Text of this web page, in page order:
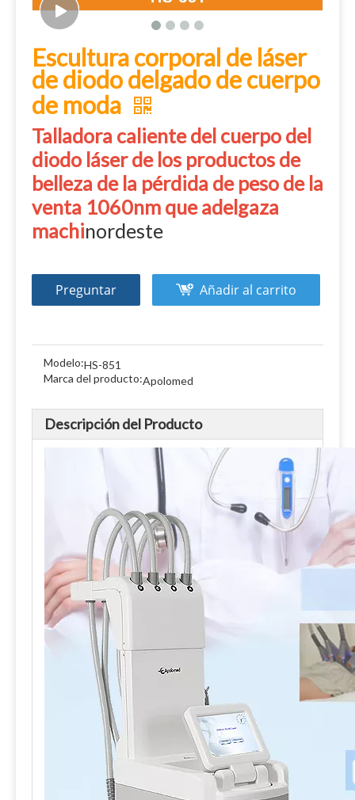
Escultura corporal de láser
de diodo delgado de cuerpo
de moda
Talladora caliente del cuerpo del
diodo láser de los productos de
belleza de la pérdida de peso de la
venta 1060nm que adelgaza
machinordeste
Preguntar Añadir al carrito
Modelo:HS-851
Marca del producto:Apolomed
Descripción del Producto